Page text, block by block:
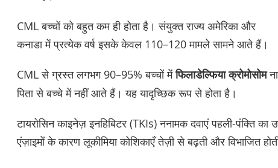
CML बच्चों को बहुत कम ही होता है। संयुक्त राज्य अमेरिका और
कनाडा में प्रत्येक वर्ष इसके केवल 110–120 मामले सामने आते हैं।
CML से ग्रस्त लगभग 90–95% बच्चों मेंफिलाडेल्फिया क्रोमोसोम
पिता से बच्चे में नहीं आते हैं। यह यादृच्छिक रूप से होता है।
टायरोसिन काइनेज़ इनहिबिटर (TKIs) ननामक दवाएं पहली-पंक्ति का
एंज़ाइमों के कारण लूकीमिया कोशिकाएँ तेज़ी से बढ़ती और विभाजित